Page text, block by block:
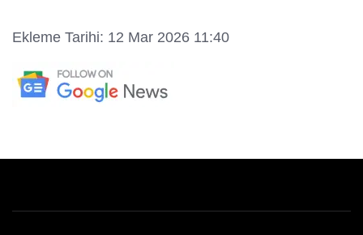
Ekleme Tarihi: 12 Mar 2026 11:40